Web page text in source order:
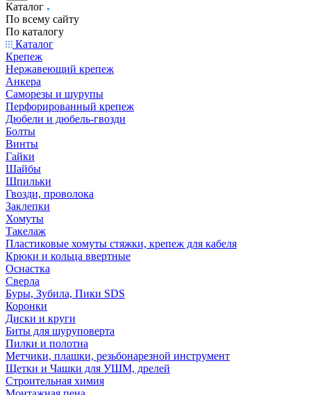
Каталог
По всему сайту
По каталогу
Каталог
Крепеж
Нержавеющий крепеж
Анкера
Саморезы и шурупы
Перфорированный крепеж
Дюбели и дюбель-гвозди
Болты
Винты
Гайки
Шайбы
Шпильки
Гвозди, проволока
Заклепки
Хомуты
Такелаж
Пластиковые хомуты стяжки, крепеж для кабеля
Крюки и кольца ввертные
Оснастка
Сверла
Буры, Зубила, Пики SDS
Коронки
Диски и круги
Биты для шуруповерта
Пилки и полотна
Метчики, плашки, резьбонарезной инструмент
Щетки и Чашки для УШМ, дрелей
Строительная химия